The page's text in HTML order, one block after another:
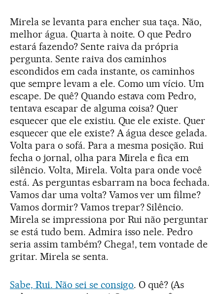
Mirela se levanta para encher sua taça. Não,
melhor água. Quarta à noite. O que Pedro
estará fazendo? Sente raiva da própria
pergunta. Sente raiva dos caminhos
escondidos em cada instante, os caminhos
que sempre levam a ele. Como um vício. Um
escape. De quê? Quando estava com Pedro,
tentava escapar de alguma coisa? Quer
esquecer que ele existiu. Que ele existe. Quer
esquecer que ele existe? A água desce gelada.
Volta para o sofá. Para a mesma posição. Rui
fecha o jornal, olha para Mirela e fica em
silêncio. Volta, Mirela. Volta para onde você
está. As perguntas esbarram na boca fechada.
Vamos dar uma volta? Vamos ver um filme?
Vamos dormir? Vamos trepar? Silêncio.
Mirela se impressiona por Rui não perguntar
se está tudo bem. Admira isso nele. Pedro
seria assim também? Chega!, tem vontade de
gritar. Mirela se senta.
Sabe, Rui. Não sei se consigo. O quê? (As